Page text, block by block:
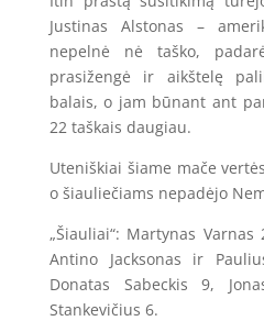
Justinas Alstonas –
nepelnė nė taško,
prasižengė ir aikštelę
balais, o jam būnant ant
22 taškais daugiau.
Uteniškiai šiame mače
o šiauliečiams nepadėjo
„Šiauliai“: Martynas
Antino Jacksonas ir
Donatas Sabeckis 9,
Stankevičius 6.